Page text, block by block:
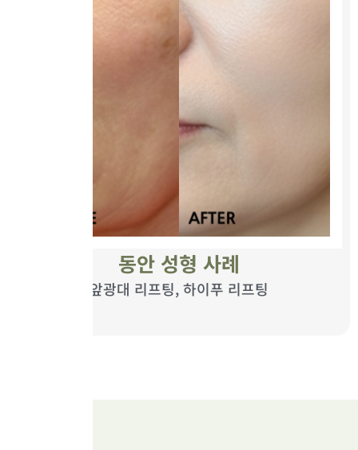
동안 성형 사례
앞광대 리프팅, 하이푸 리프팅